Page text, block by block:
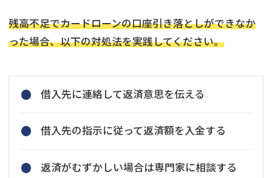
残高不足でカードローンの口座引き落としができなか
った場合、以下の対処法を実践してください。
借入先に連絡して返済意思を伝える
借入先の指示に従って返済額を入金する
返済がむずかしい場合は専門家に相談する